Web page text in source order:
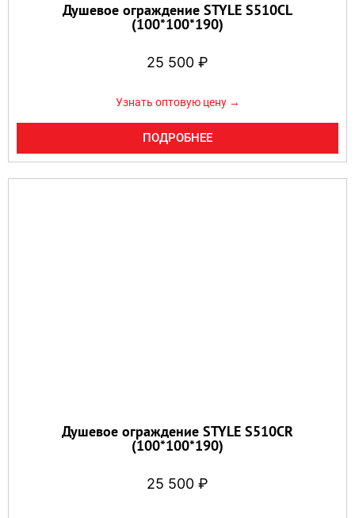
Душевое ограждение STYLE S510CL
(100*100*190)
25 500 ₽
Узнать оптовую цену →
ПОДРОБНЕЕ
Душевое ограждение STYLE S510CR
(100*100*190)
25 500 ₽